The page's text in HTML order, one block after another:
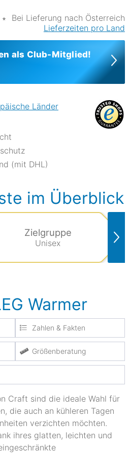
∗
Bei Lieferung nach Österreich
Lieferzeiten pro Land
als Club-Mitglied!
Länder
(mit DHL)
im Überblick
Zielgruppe
Unisex
Warmer
Zahlen & Fakten
Größenberatung
Craft sind die ideale Wahl für
die auch an kühleren Tagen
verzichten möchten.
ihres glatten, leichten und